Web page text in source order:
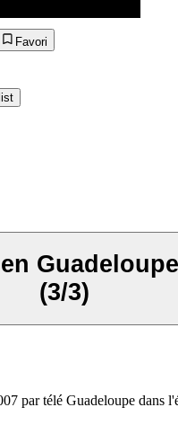
Favori
(3/3)
par télé Guadeloupe dans